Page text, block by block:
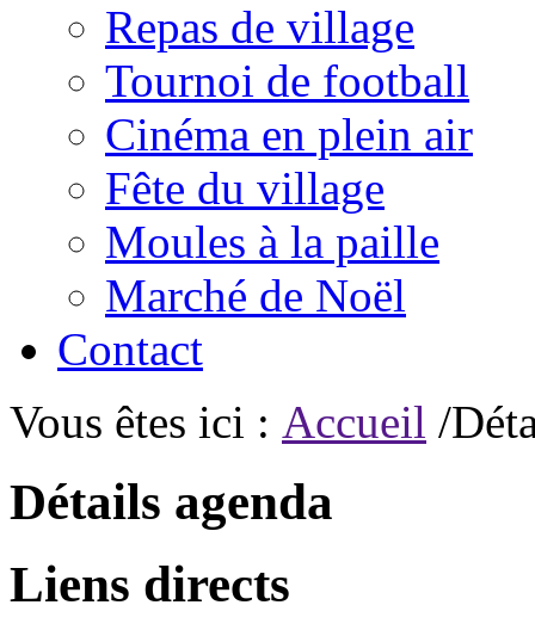
Repas de village
Tournoi de football
Cinéma en plein air
Fête du village
Moules à la paille
Marché de Noël
Contact
Vous êtes ici : Accueil /
Détails agenda
Liens directs